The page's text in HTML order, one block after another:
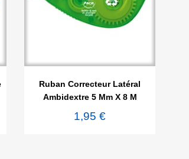
Ruban Correcteur Latéral
Ambidextre 5 Mm X 8 M
1,95 €